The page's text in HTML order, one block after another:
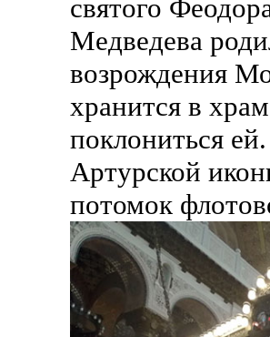
святого
Медведева
возрождения
хранится в
поклониться
Артурской
потомок